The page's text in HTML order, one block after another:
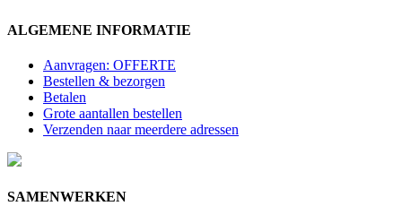
ALGEMENE INFORMATIE
Aanvragen: OFFERTE
Bestellen & bezorgen
Betalen
Grote aantallen bestellen
Verzenden naar meerdere adressen
SAMENWERKEN